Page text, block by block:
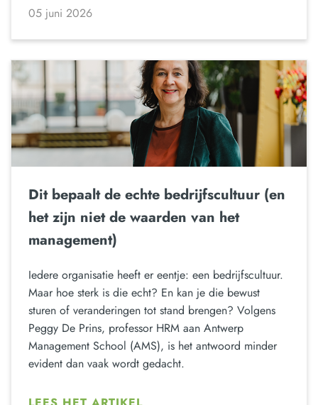
05 juni 2026
Dit bepaalt de echte bedrijfscultuur (en
het zijn niet de waarden van het
management)
Iedere organisatie heeft er eentje: een bedrijfscultuur.
Maar hoe sterk is die echt? En kan je die bewust
sturen of veranderingen tot stand brengen? Volgens
Peggy De Prins, professor HRM aan Antwerp
Management School (AMS), is het antwoord minder
evident dan vaak wordt gedacht.